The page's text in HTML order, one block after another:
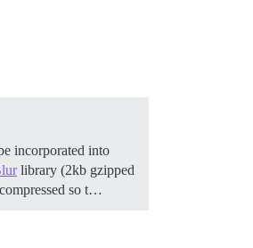
incorporated into
library (2kb gzipped
so t…